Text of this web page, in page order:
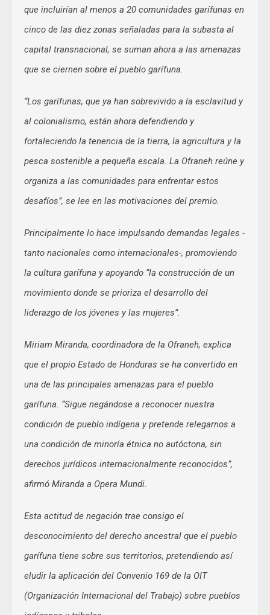
que incluirían al menos a 20 comunidades garífunas en
cinco de las diez zonas señaladas para la subasta al
capital transnacional, se suman ahora a las amenazas
que se ciernen sobre el pueblo garífuna.
“Los garífunas, que ya han sobrevivido a la esclavitud y
al colonialismo, están ahora defendiendo y
fortaleciendo la tenencia de la tierra, la agricultura y la
pesca sostenible a pequeña escala. La Ofraneh reúne y
organiza a las comunidades para enfrentar estos
desafíos”, se lee en las motivaciones del premio.
Principalmente lo hace impulsando demandas legales -
tanto nacionales como internacionales-, promoviendo
la cultura garífuna y apoyando “la construcción de un
movimiento donde se prioriza el desarrollo del
liderazgo de los jóvenes y las mujeres”.
Miriam Miranda, coordinadora de la Ofraneh, explica
que el propio Estado de Honduras se ha convertido en
una de las principales amenazas para el pueblo
garífuna. “Sigue negándose a reconocer nuestra
condición de pueblo indígena y pretende relegarnos a
una condición de minoría étnica no autóctona, sin
derechos jurídicos internacionalmente reconocidos”,
afirmó Miranda a Opera Mundi.
Esta actitud de negación trae consigo el
desconocimiento del derecho ancestral que el pueblo
garífuna tiene sobre sus territorios, pretendiendo así
eludir la aplicación del Convenio 169 de la OIT
(Organización Internacional del Trabajo) sobre pueblos